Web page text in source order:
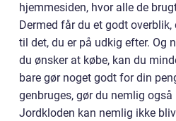
hjemmesiden, hvor alle de
Dermed får du et godt
til det, du er på udkig efter. Og
du ønsker at købe, kan du
bare gør noget godt for din
genbruges, gør du nemlig
Jordkloden kan nemlig ikke